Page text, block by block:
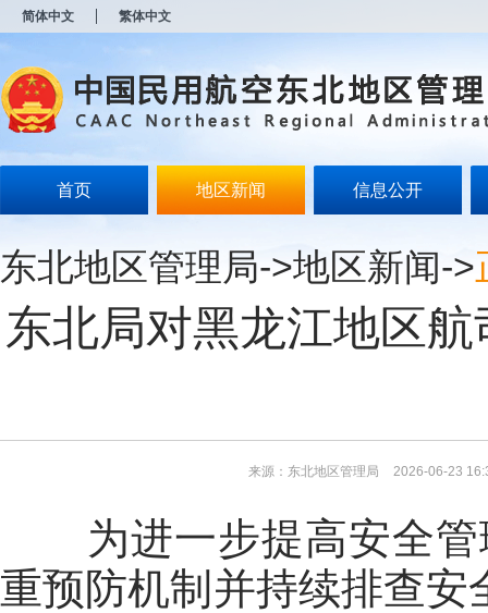
简体中文 繁体中文
首页 地区新闻 信息公开
东北地区管理局->地区新闻->
东北局对黑龙江地区
来源：东北地区管理局 2026-06-23
为进一步提高安全管
重预防机制并持续排查
开
无
障
说
Alt
加
浪
键
模